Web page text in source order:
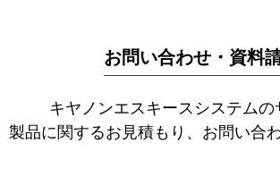
お問い合わせ・資料
キヤノンエスキースシステムの
製品に関するお見積もり、お問い合